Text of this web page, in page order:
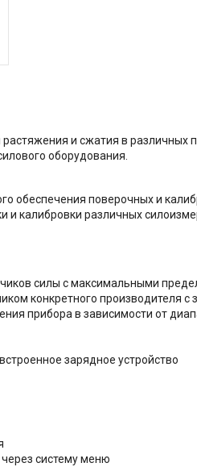
растяжения и сжатия в различных
оборудования.
обеспечения поверочных и
и калибровки различных
силы с максимальными
конкретного производителя с
прибора в зависимости от
зарядное устройство
систему меню